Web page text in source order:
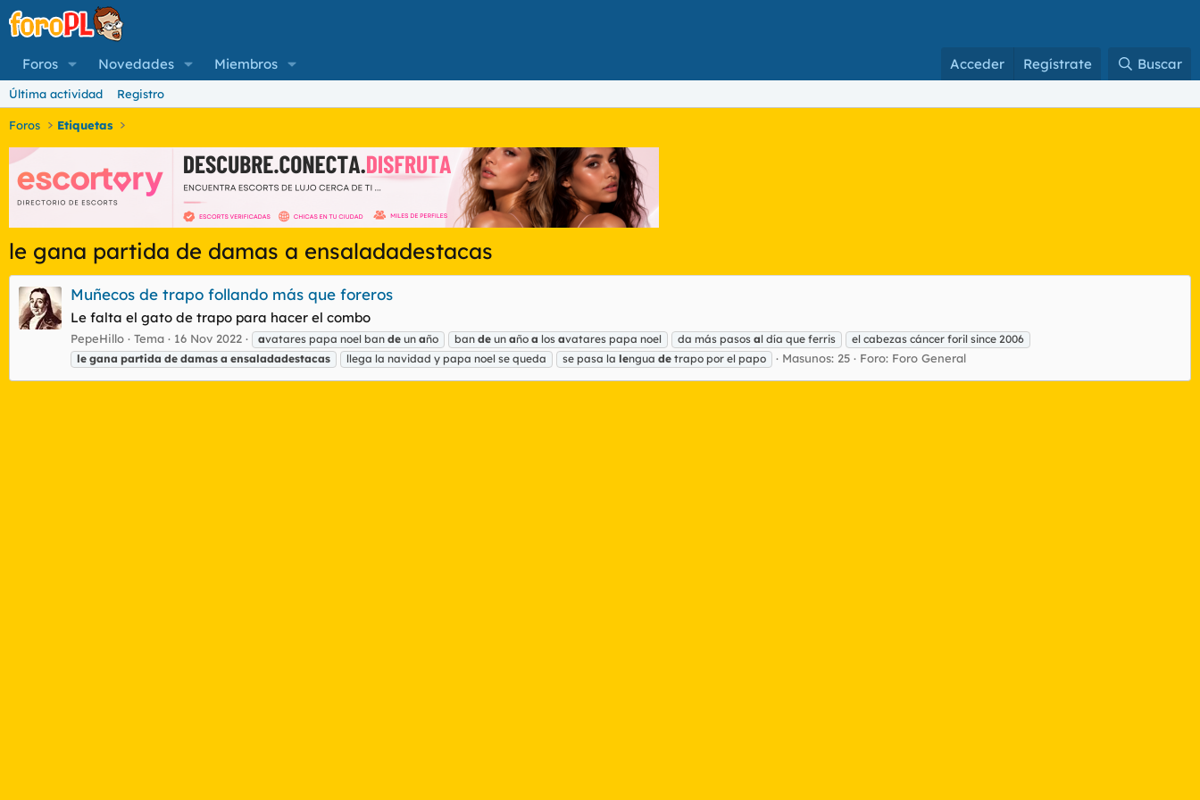
Foros Novedades Miembros Acceder Regístrate Buscar
Última actividad Registro
Foros Etiquetas
le gana partida de damas a ensaladadestacas
Muñecos de trapo follando más que foreros
Le falta el gato de trapo para hacer el combo
PepeHillo Tema 16 Nov 2022 avatares papa noel ban de un año ban de un año a los avatares papa noel da más pasos al día que ferris
el cabezas cáncer foril since 2006
le gana partida de damas a ensaladadestacas llega la navidad y papa noel se queda se pasa la lengua de trapo por el papo Masunos: 25 Foro: Foro General